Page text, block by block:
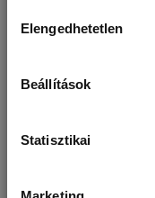
kiválasztása
Elengedhetetlen
Beállítások
Statisztikai
Megtakarítás: 14
KAPCSOLÓDÓ
Úgy